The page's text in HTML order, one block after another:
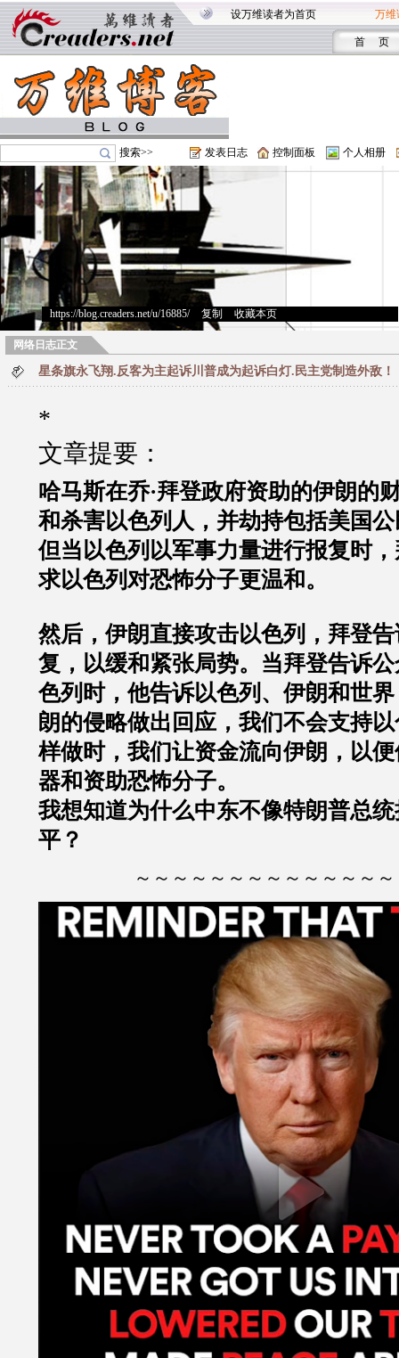
设万维读者为首页 万维
首 页
搜索>> 发表日志 控制面板 个人相册
https://blog.creaders.net/u/16885/> 复制 收藏本页
网络日志正文
星条旗永飞翔.反客为主起诉川普成为起诉白灯.民主党制造外敌！
*
文章提要：
哈马斯在乔·拜登政府资助的伊朗的
和杀害以色列人，并劫持包括美国
但当以色列以军事力量进行报复时
求以色列对恐怖分子更温和。
然后，伊朗直接攻击以色列，拜登
复，以缓和紧张局势。当拜登告诉
色列时，他告诉以色列、伊朗和世
朗的侵略做出回应，我们不会支持
样做时，我们让资金流向伊朗，以
器和资助恐怖分子。
我想知道为什么中东不像特朗普总
平？
～～～～～～～～～～～～～